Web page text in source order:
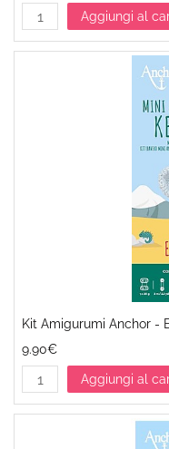
Aggiungi al
Kit Amigurumi Anchor -
9.90€
Aggiungi al